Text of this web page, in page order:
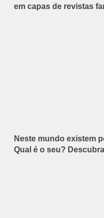
em capas de revistas
Neste mundo existem
Qual é o seu? Descubra